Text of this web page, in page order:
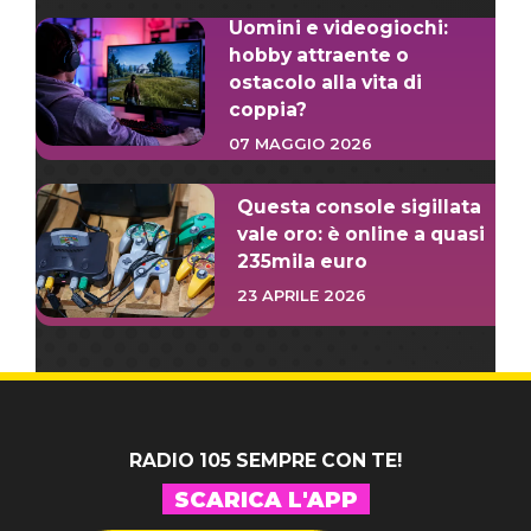
Uomini e videogiochi:
hobby attraente o
ostacolo alla vita di
coppia?
07 MAGGIO 2026
Questa console sigillata
vale oro: è online a quasi
235mila euro
23 APRILE 2026
RADIO 105 SEMPRE CON TE!
SCARICA L'APP